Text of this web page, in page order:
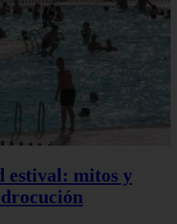
estival: mitos y